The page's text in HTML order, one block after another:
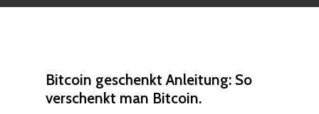
Bitcoin geschenkt Anleitung: So
verschenkt man Bitcoin.